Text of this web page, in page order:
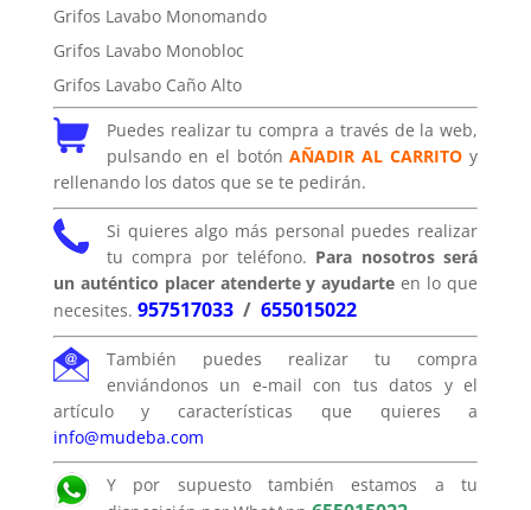
Grifos Lavabo Monomando
Grifos Lavabo Monobloc
Grifos Lavabo Caño Alto
Puedes realizar tu compra a través de la web,
pulsando en el botónAÑADIR AL CARRITO y
rellenando los datos que se te pedirán.
Si quieres algo más personal puedes realizar
tu compra por teléfono. Para nosotros será
un auténtico placer atenderte y ayudarte en lo que
necesites. 957517033/ 655015022
También puedes realizar tu compra
enviándonos un e-mail con tus datos y el
artículo y características que quieres a
info@mudeba.com
Y por supuesto también estamos a tu